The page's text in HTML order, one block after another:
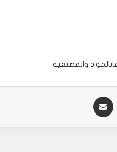
والمصنعيه